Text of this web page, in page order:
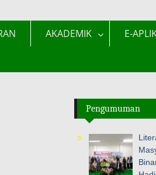
AKADEMIK
E-
Pengumuman